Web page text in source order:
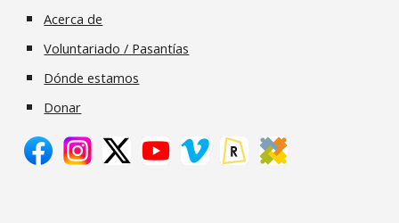
Acerca de
Voluntariado / Pasantías
Dónde estamos
Donar